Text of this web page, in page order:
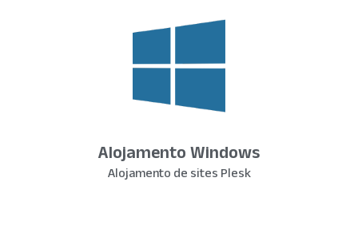
Alojamento Windows
Alojamento de sites Plesk